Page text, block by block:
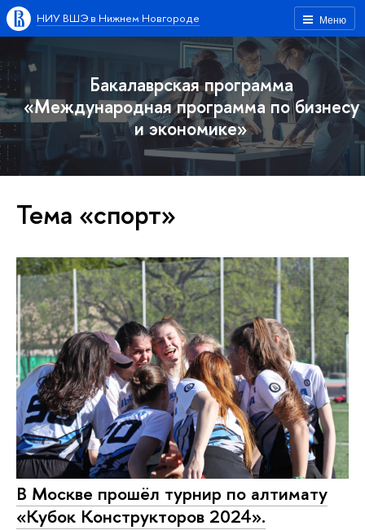
Меню
НИУ ВШЭ в Нижнем Новгороде
Бакалаврская программа
«Международная программа по бизнесу
и экономике»
Тема «спорт»
В Москве прошёл турнир по алтимату
«Кубок Конструкторов 2024».